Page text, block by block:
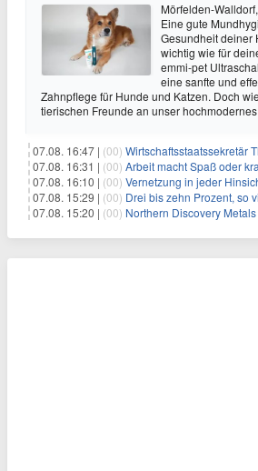
Mörfelden-
Eine gute
Gesundheit deiner
wichtig wie für
emmi-pet
eine sanfte und
Zahnpflege für Hunde und Katzen. Doch
tierischen Freunde an unser
07.08. 16:47 | (00) Wirtschaftsstaatssekretär Thomas Dörflinger
07.08. 16:31 | (00) Arbeit macht Spaß oder
07.08. 16:10 | (00) Vernetzung in jeder Hinsicht – Die
07.08. 15:29 | (00) Drei bis zehn Prozent, so viel Strom
07.08. 15:20 | (00) Northern Discovery Metals gibt die